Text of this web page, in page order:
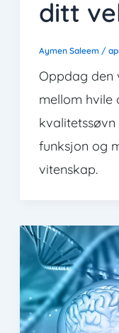
ditt
Aymen Saleem /
Oppdag den
mellom
funksjon og
vitenskap.